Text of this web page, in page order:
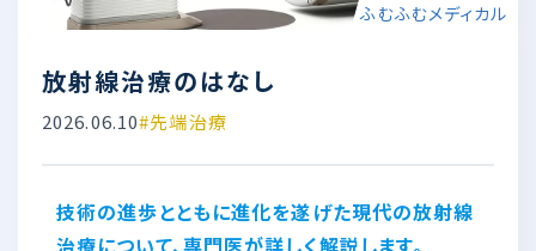
ふむふむメディカル
放射線治療のはなし
2026.06.10#先端治療
技術の進歩とともに進化を遂げた現代の放射線
治療について、専門医が詳しく解説します。